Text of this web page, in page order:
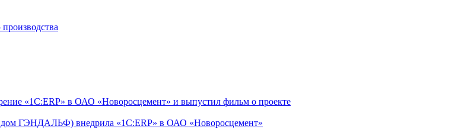
«1С:ERP» в ОАО «Новоросцемент» и выпустил фильм о проекте
ГЭНДАЛЬФ) внедрила «1С:ERP» в ОАО «Новоросцемент»